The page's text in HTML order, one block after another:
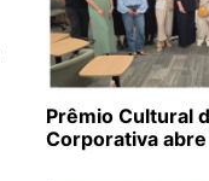
Prêmio Cultural
Corporativa